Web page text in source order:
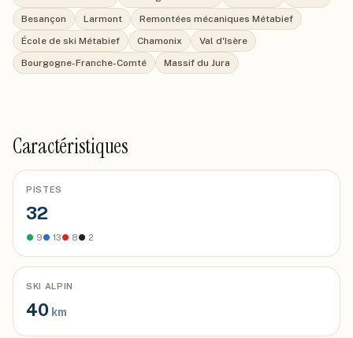
Besançon
Larmont
Remontées mécaniques Métabief
École de ski Métabief
Chamonix
Val d'Isère
Bourgogne-Franche-Comté
Massif du Jura
Caractéristiques
PISTES
32
● 9● 13● 8● 2
SKI ALPIN
40 km